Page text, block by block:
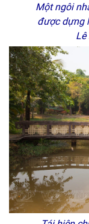
Một ngôi
được dựng
Lê